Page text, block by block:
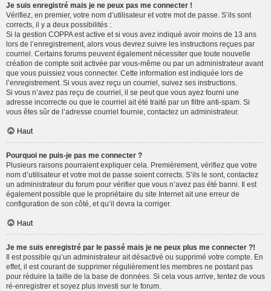
Je suis enregistré mais je ne peux pas me connecter !
Vérifiez, en premier, votre nom d’utilisateur et votre mot de passe. S’ils sont
corrects, il y a deux possibilités :
Si la gestion COPPA est active et si vous avez indiqué avoir moins de 13 ans
lors de l’enregistrement, alors vous devrez suivre les instructions reçues par
courriel. Certains forums peuvent également nécessiter que toute nouvelle
création de compte soit activée par vous-même ou par un administrateur avant
que vous puissiez vous connecter. Cette information est indiquée lors de
l’enregistrement. Si vous avez reçu un courriel, suivez ses instructions.
Si vous n’avez pas reçu de courriel, il se peut que vous ayez fourni une
adresse incorrecte ou que le courriel ait été traité par un filtre anti-spam. Si
vous êtes sûr de l’adresse courriel fournie, contactez un administrateur.
Haut
Pourquoi ne puis-je pas me connecter ?
Plusieurs raisons pourraient expliquer cela. Premièrement, vérifiez que votre
nom d’utilisateur et votre mot de passe soient corrects. S’ils le sont, contactez
un administrateur du forum pour vérifier que vous n’avez pas été banni. Il est
également possible que le propriétaire du site Internet ait une erreur de
configuration de son côté, et qu’il devra la corriger.
Haut
Je me suis enregistré par le passé mais je ne peux plus me connecter ?!
Il est possible qu’un administrateur ait désactivé ou supprimé votre compte. En
effet, il est courant de supprimer régulièrement les membres ne postant pas
pour réduire la taille de la base de données. Si cela vous arrive, tentez de vous
ré-enregistrer et soyez plus investi sur le forum.